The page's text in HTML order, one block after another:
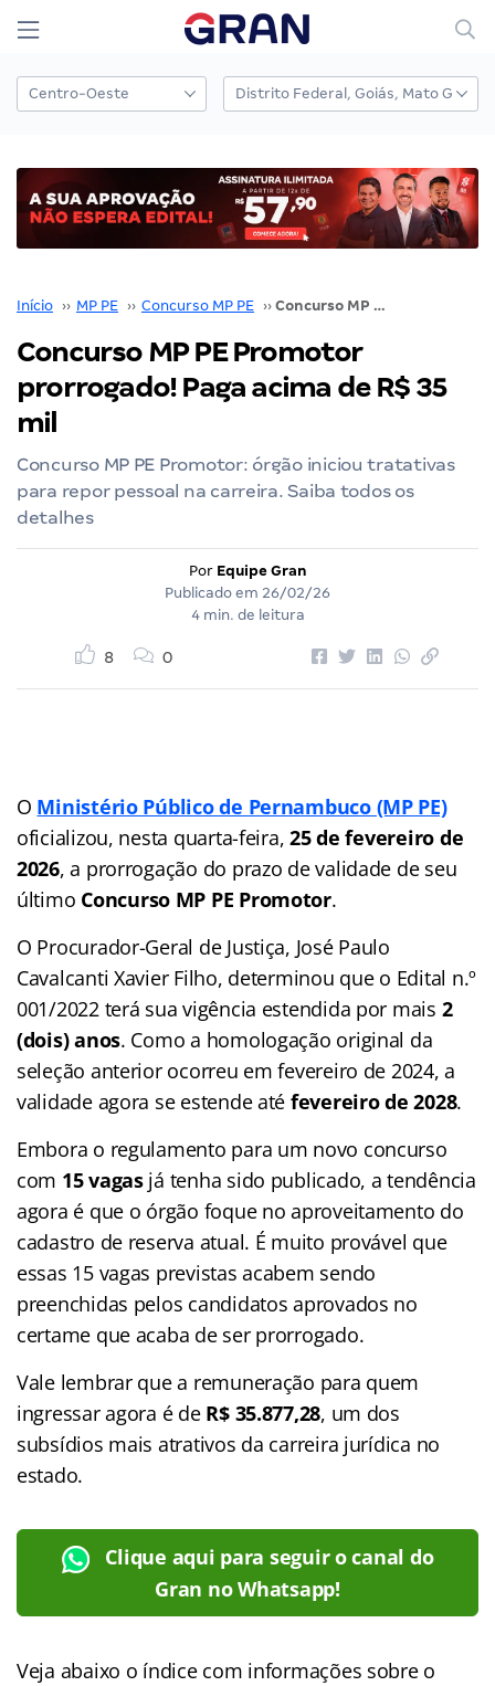
Início ›› MP PE ›› Concurso MP PE ›› Concurso MP PE Promotor prorrogado! Paga acima de R$ 35 mil
Concurso MP PE Promotor
prorrogado! Paga acima de R$ 35
mil
Concurso MP PE Promotor: órgão iniciou tratativas
para repor pessoal na carreira. Saiba todos os
detalhes
Por Equipe Gran
Publicado em 26/02/26
4 min. de leitura
8 0
O Ministério Público de Pernambuco (MP PE)
oficializou, nesta quarta-feira,25 de fevereiro de
2026, a prorrogação do prazo de validade de seu
último Concurso MP PE Promotor.
O Procurador-Geral de Justiça, José Paulo
Cavalcanti Xavier Filho, determinou que o Edital n.º
001/2022 terá sua vigência estendida por mais 2
(dois) anos. Como a homologação original da
seleção anterior ocorreu em fevereiro de 2024, a
validade agora se estende até fevereiro de 2028.
Embora o regulamento para um novo concurso
com 15 vagasjá tenha sido publicado, a tendência
agora é que o órgão foque no aproveitamento do
cadastro de reserva atual. É muito provável que
essas 15 vagas previstas acabem sendo
preenchidas pelos candidatos aprovados no
certame que acaba de ser prorrogado.
Vale lembrar que a remuneração para quem
ingressar agora é de R$ 35.877,28, um dos
subsídios mais atrativos da carreira jurídica no
estado.
Clique aqui para seguir o canal do
Gran no Whatsapp!
Veja abaixo o índicecom informações sobre o